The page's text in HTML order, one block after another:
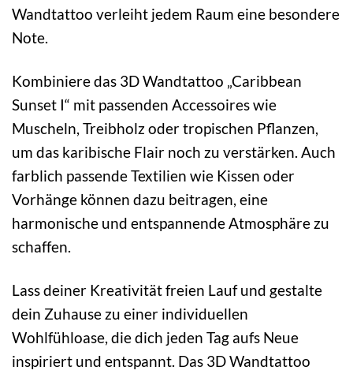
Wandtattoo verleiht jedem Raum eine besondere
Note.
Kombiniere das 3D Wandtattoo „Caribbean
Sunset I“ mit passenden Accessoires wie
Muscheln, Treibholz oder tropischen Pflanzen,
um das karibische Flair noch zu verstärken. Auch
farblich passende Textilien wie Kissen oder
Vorhänge können dazu beitragen, eine
harmonische und entspannende Atmosphäre zu
schaffen.
Lass deiner Kreativität freien Lauf und gestalte
dein Zuhause zu einer individuellen
Wohlfühloase, die dich jeden Tag aufs Neue
inspiriert und entspannt. Das 3D Wandtattoo